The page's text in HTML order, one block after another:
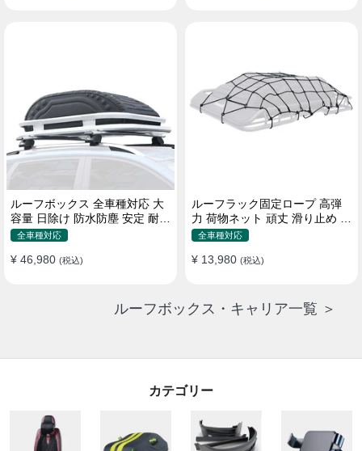
ルーフボックス 全車種対応 大
容量 日除け 防水防塵 安定 耐久
使い便利 折畳式 車用ラゲッジ
全車種対応
¥ 46,980 (税込)
ルーフラック固定ロープ 高弾
力 荷物ネット 頑丈 滑り止め ス
トラップ付き ベースキャリア
全車種対応
¥ 13,980 (税込)
ルーフボックス・キャリア一覧 ＞
カテゴリー